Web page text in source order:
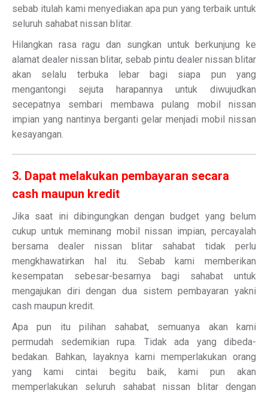
sebab itulah kami menyediakan apa pun yang terbaik untuk
seluruh sahabat nissan blitar.
Hilangkan rasa ragu dan sungkan untuk berkunjung ke
alamat dealer nissan blitar, sebab pintu dealer nissan blitar
akan selalu terbuka lebar bagi siapa pun yang
mengantongi sejuta harapannya untuk diwujudkan
secepatnya sembari membawa pulang mobil nissan
impian yang nantinya berganti gelar menjadi mobil nissan
kesayangan.
3. Dapat melakukan pembayaran secara
cash maupun kredit
Jika saat ini dibingungkan dengan budget yang belum
cukup untuk meminang mobil nissan impian, percayalah
bersama dealer nissan blitar sahabat tidak perlu
mengkhawatirkan hal itu. Sebab kami memberikan
kesempatan sebesar-besarnya bagi sahabat untuk
mengajukan diri dengan dua sistem pembayaran yakni
cash maupun kredit.
Apa pun itu pilihan sahabat, semuanya akan kami
permudah sedemikian rupa. Tidak ada yang dibeda-
bedakan. Bahkan, layaknya kami memperlakukan orang
yang kami cintai begitu baik, kami pun akan
memperlakukan seluruh sahabat nissan blitar dengan